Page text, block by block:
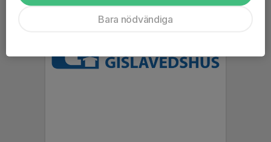
Bara nödvändiga